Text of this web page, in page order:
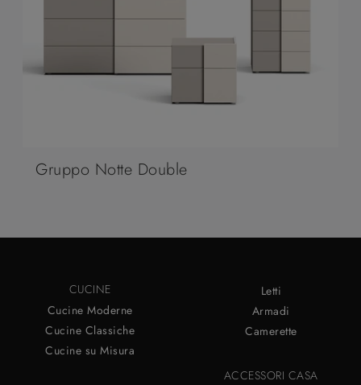
Gruppo Notte Double
CUCINE
Cucine Moderne
Cucine Classiche
Cucine su Misura
Letti
Armadi
Camerette
ACCESSORI CASA